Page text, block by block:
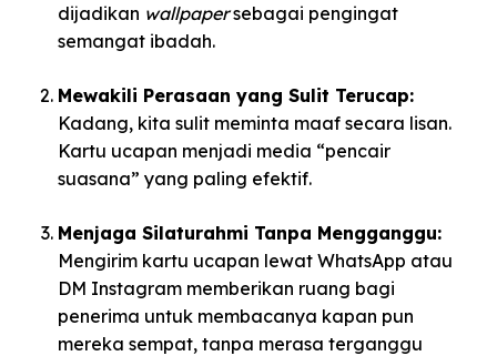
dijadikan wallpapersebagai pengingat
semangat ibadah.
Mewakili Perasaan yang Sulit Terucap:
Kadang, kita sulit meminta maaf secara lisan.
Kartu ucapan menjadi media “pencair
suasana” yang paling efektif.
Menjaga Silaturahmi Tanpa Mengganggu:
Mengirim kartu ucapan lewat WhatsApp atau
DM Instagram memberikan ruang bagi
penerima untuk membacanya kapan pun
mereka sempat, tanpa merasa terganggu